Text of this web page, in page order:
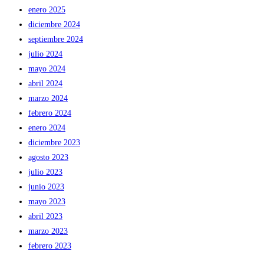
enero 2025
diciembre 2024
septiembre 2024
julio 2024
mayo 2024
abril 2024
marzo 2024
febrero 2024
enero 2024
diciembre 2023
agosto 2023
julio 2023
junio 2023
mayo 2023
abril 2023
marzo 2023
febrero 2023